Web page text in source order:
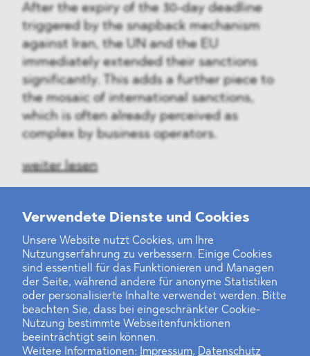
Verwendete Dienste und Cookies
Unsere Website nutzt Cookies, um Ihre
Nutzungserfahrung zu verbessern. Einige Cookies
sind essentiell für das Funktionieren und Managen
der Seite, während andere für anonyme Statistiken
oder personalisierte Inhalte verwendet werden. Bitte
beachten Sie, dass bei eingeschränkter Cookie-
Nutzung bestimmte Webseitenfunktionen
beeinträchtigt sein können.
Weitere Informationen:
Impressum, Datenschutz
After the expiry of the 30-day deadline
triggered by the snapback mechanism
against Iran, the UN and the EU
immediately extended their sanctions
significantly. This adds a further piece to
the mosaic of international sanctions,
which is often already perceived as
complex by business operators.
weiter lesen
‹12345 6 78910...2425 ›